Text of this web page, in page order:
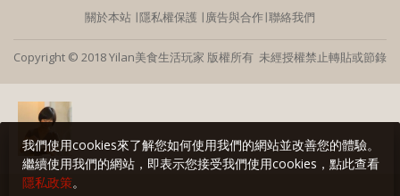
關於本站 ∣隱私權保護 ∣廣告與合作∣聯絡我們
Copyright © 2018 Yilan美食生活玩家 版權所有 未經授權禁止轉貼或節錄
我們使用cookies來了解您如何使用我們的網站並改善您的體驗。
繼續使用我們的網站，即表示您接受我們使用cookies，點此查看
隱私政策。